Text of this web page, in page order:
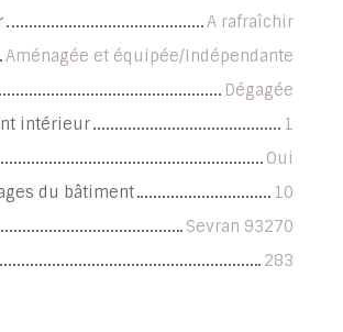
A rafraîchir
Aménagée et équipée/Indépendante
Dégagée
intérieur
1
Oui
du bâtiment
10
Sevran 93270
283